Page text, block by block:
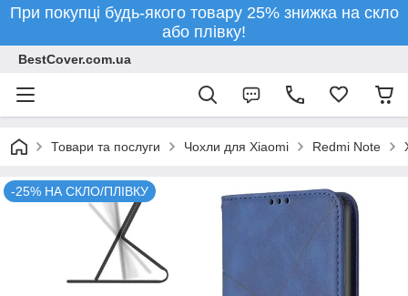
При покупці будь-якого товару 25% знижка на скло
або плівку!
BestCover.com.ua
Товари та послуги Чохли для Xiaomi Redmi Note
-25% НА СКЛО/ПЛІВКУ